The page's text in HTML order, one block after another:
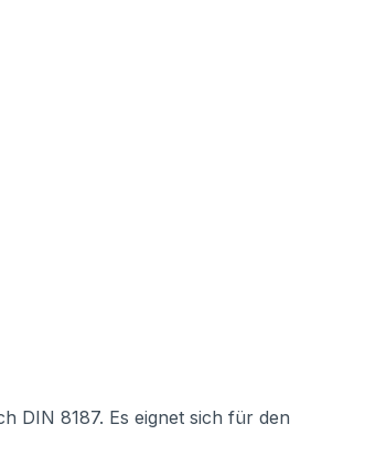
DIN 8187. Es eignet sich für den